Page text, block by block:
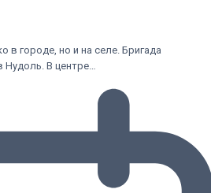
в городе, но и на селе. Бригада
В центре…